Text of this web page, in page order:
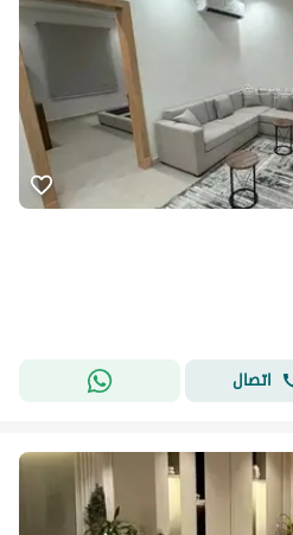
اتصال